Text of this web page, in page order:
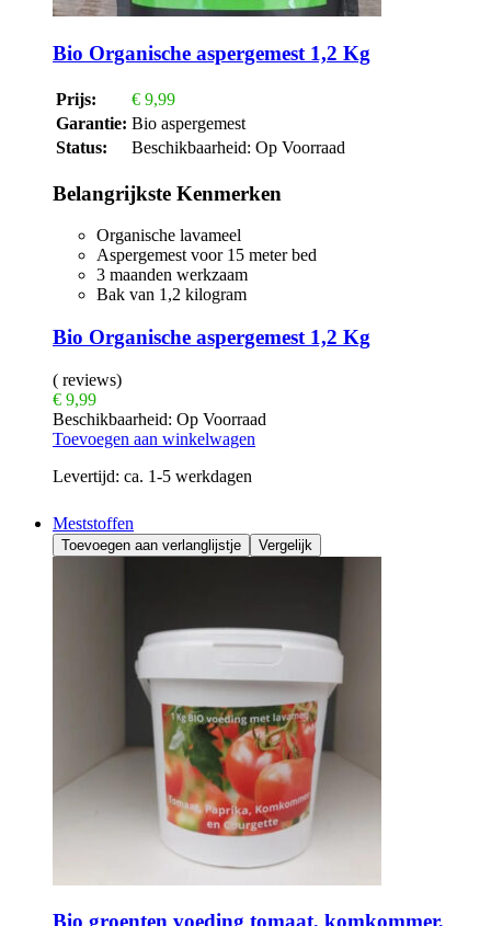
Bio Organische aspergemest 1,2 Kg
Prijs: € 9,99
Garantie: Bio aspergemest
Status:
Beschikbaarheid: Op Voorraad
Belangrijkste Kenmerken
Organische lavameel
Aspergemest voor 15 meter bed
3 maanden werkzaam
Bak van 1,2 kilogram
Bio Organische aspergemest 1,2 Kg
( reviews)
€ 9,99
Beschikbaarheid: Op Voorraad
Toevoegen aan winkelwagen
Levertijd: ca. 1-5 werkdagen
Meststoffen
Toevoegen aan verlanglijstje Vergelijk